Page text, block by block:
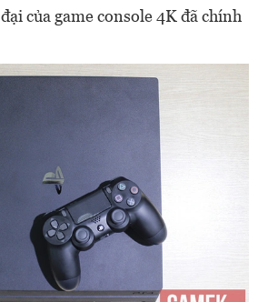
của game console 4K đã chính